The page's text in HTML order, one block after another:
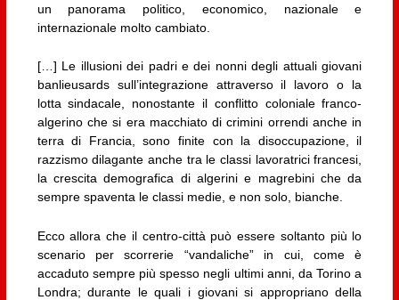
un panorama politico, economico, nazionale e
internazionale molto cambiato.
[…] Le illusioni dei padri e dei nonni degli attuali giovani
banlieusards sull’integrazione attraverso il lavoro o la
lotta sindacale, nonostante il conflitto coloniale franco-
algerino che si era macchiato di crimini orrendi anche in
terra di Francia, sono finite con la disoccupazione, il
razzismo dilagante anche tra le classi lavoratrici francesi,
la crescita demografica di algerini e magrebini che da
sempre spaventa le classi medie, e non solo, bianche.
Ecco allora che il centro-città può essere soltanto più lo
scenario per scorrerie “vandaliche” in cui, come è
accaduto sempre più spesso negli ultimi anni, da Torino a
Londra; durante le quali i giovani si appropriano della